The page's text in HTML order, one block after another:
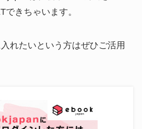
できちゃいます。
れたいという方はぜひご活用